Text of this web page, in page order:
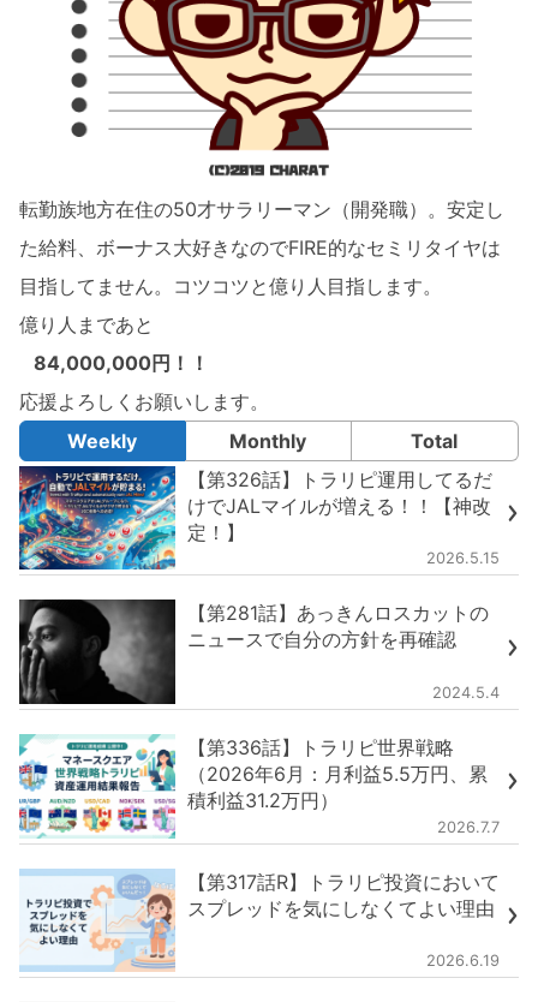
転勤族地方在住の50才サラリーマン（開発職）。安定し
た給料、ボーナス大好きなのでFIRE的なセミリタイヤは
目指してません。コツコツと億り人目指します。
億り人まであと
84,000,000円！！
応援よろしくお願いします。
Weekly
Monthly
Total
【第326話】トラリピ運用してるだ
けでJALマイルが増える！！【神改
定！】
2026.5.15
【第281話】あっきんロスカットの
ニュースで自分の方針を再確認
2024.5.4
【第336話】トラリピ世界戦略
（2026年6月：月利益5.5万円、累
積利益31.2万円）
2026.7.7
【第317話R】トラリピ投資において
スプレッドを気にしなくてよい理由
2026.6.19